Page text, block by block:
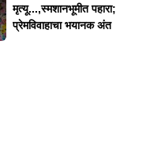
मृत्यू...,स्मशानभूमीत पहारा;
प्रेमविवाहाचा भयानक अंत